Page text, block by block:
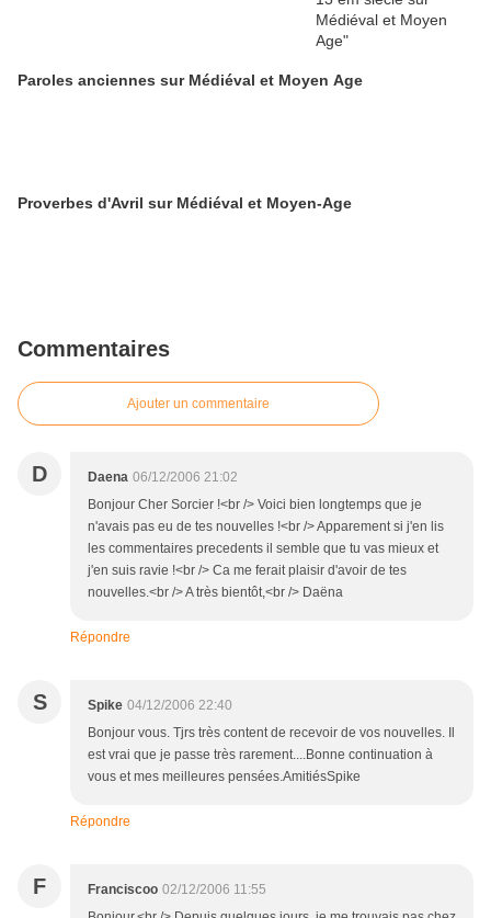
Paroles anciennes sur Médiéval et Moyen Age
Proverbes d'Avril sur Médiéval et Moyen-Age
Commentaires
Ajouter un commentaire
D Daena 06/12/2006 21:02
Bonjour Cher Sorcier !<br /> Voici bien longtemps que je
n'avais pas eu de tes nouvelles !<br /> Apparement si j'en lis
les commentaires precedents il semble que tu vas mieux et
j'en suis ravie !<br /> Ca me ferait plaisir d'avoir de tes
nouvelles.<br /> A très bientôt,<br /> Daëna
Répondre
S Spike 04/12/2006 22:40
Bonjour vous. Tjrs très content de recevoir de vos nouvelles. Il
est vrai que je passe très rarement....Bonne continuation à
vous et mes meilleures pensées.AmitiésSpike
Répondre
F Franciscoo 02/12/2006 11:55